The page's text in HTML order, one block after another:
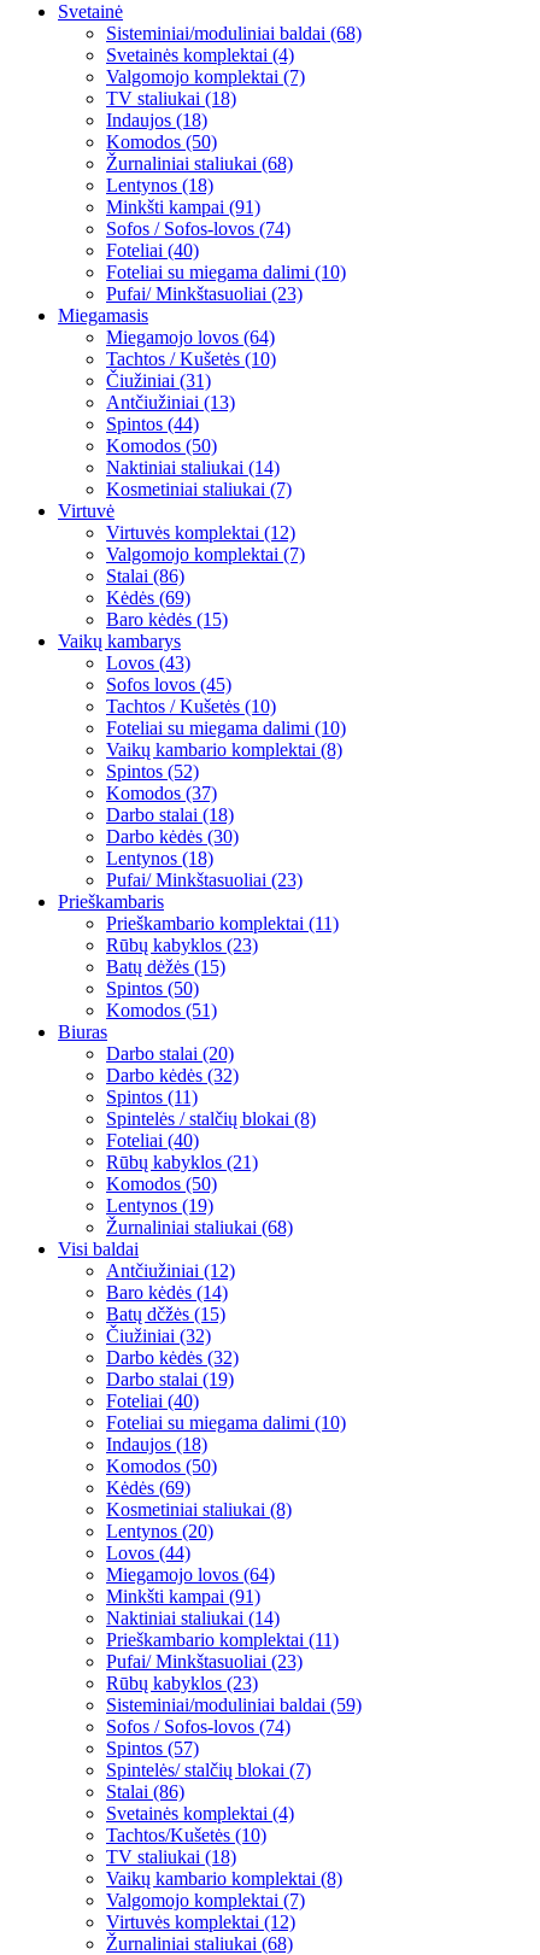
Svetainė
Sisteminiai/moduliniai baldai (68)
Svetainės komplektai (4)
Valgomojo komplektai (7)
TV staliukai (18)
Indaujos (18)
Komodos (50)
Žurnaliniai staliukai (68)
Lentynos (18)
Minkšti kampai (91)
Sofos / Sofos-lovos (74)
Foteliai (40)
Foteliai su miegama dalimi (10)
Pufai/ Minkštasuoliai (23)
Miegamasis
Miegamojo lovos (64)
Tachtos / Kušetės (10)
Čiužiniai (31)
Antčiužiniai (13)
Spintos (44)
Komodos (50)
Naktiniai staliukai (14)
Kosmetiniai staliukai (7)
Virtuvė
Virtuvės komplektai (12)
Valgomojo komplektai (7)
Stalai (86)
Kėdės (69)
Baro kėdės (15)
Vaikų kambarys
Lovos (43)
Sofos lovos (45)
Tachtos / Kušetės (10)
Foteliai su miegama dalimi (10)
Vaikų kambario komplektai (8)
Spintos (52)
Komodos (37)
Darbo stalai (18)
Darbo kėdės (30)
Lentynos (18)
Pufai/ Minkštasuoliai (23)
Prieškambaris
Prieškambario komplektai (11)
Rūbų kabyklos (23)
Batų dėžės (15)
Spintos (50)
Komodos (51)
Biuras
Darbo stalai (20)
Darbo kėdės (32)
Spintos (11)
Spintelės / stalčių blokai (8)
Foteliai (40)
Rūbų kabyklos (21)
Komodos (50)
Lentynos (19)
Žurnaliniai staliukai (68)
Visi baldai
Antčiužiniai (12)
Baro kėdės (14)
Batų dčžės (15)
Čiužiniai (32)
Darbo kėdės (32)
Darbo stalai (19)
Foteliai (40)
Foteliai su miegama dalimi (10)
Indaujos (18)
Komodos (50)
Kėdės (69)
Kosmetiniai staliukai (8)
Lentynos (20)
Lovos (44)
Miegamojo lovos (64)
Minkšti kampai (91)
Naktiniai staliukai (14)
Prieškambario komplektai (11)
Pufai/ Minkštasuoliai (23)
Rūbų kabyklos (23)
Sisteminiai/moduliniai baldai (59)
Sofos / Sofos-lovos (74)
Spintos (57)
Spintelės/ stalčių blokai (7)
Stalai (86)
Svetainės komplektai (4)
Tachtos/Kušetės (10)
TV staliukai (18)
Vaikų kambario komplektai (8)
Valgomojo komplektai (7)
Virtuvės komplektai (12)
Žurnaliniai staliukai (68)